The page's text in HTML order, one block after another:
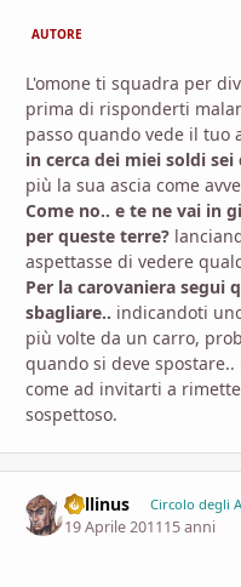
AUTORE
L'omone ti squadra per
prima di risponderti
passo quando vede il tuo
in cerca dei miei soldi
più la sua ascia come
Come no.. e te ne vai in
per queste terre?
aspettasse di vedere
Per la carovaniera segui
sbagliare.. indicandoti
più volte da un carro,
quando si deve spostare..
come ad invitarti a
sospettoso.
Lollinus Circolo degli
19 Aprile 201115 anni